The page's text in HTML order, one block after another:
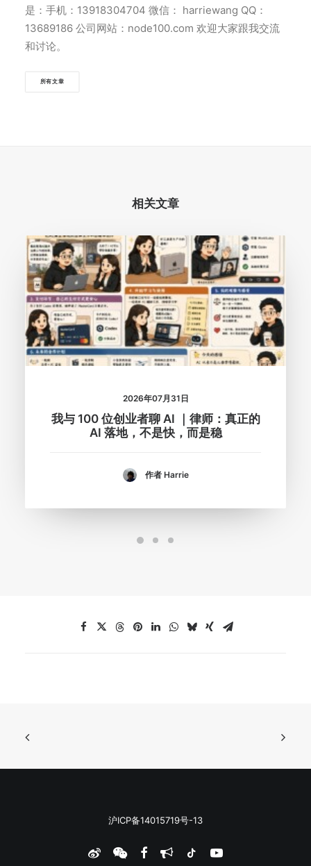
是：手机：13918304704 微信： harriewang QQ：
13689186 公司网站：node100.com 欢迎大家跟我交流
和讨论。
所有文章
相关文章
2026年07月31日
我与 100 位创业者聊 AI ｜律师：真正的
AI 落地，不是快，而是稳
作者 Harrie
沪ICP备14015719号-13